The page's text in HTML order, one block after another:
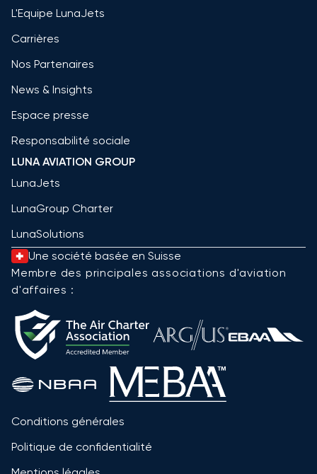
L'Equipe LunaJets
Carrières
Nos Partenaires
News & Insights
Espace presse
Responsabilité sociale
LUNA AVIATION GROUP
LunaJets
LunaGroup Charter
LunaSolutions
Une société basée en Suisse
Membre des principales associations d'aviation
d'affaires :
Conditions générales
Politique de confidentialité